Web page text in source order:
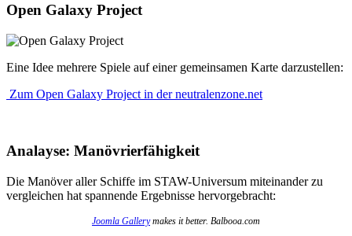
Open Galaxy Project
Eine Idee mehrere Spiele auf einer gemeinsamen Karte darzustellen:
Zum Open Galaxy Project in der neutralenzone.net
Analayse: Manövrierfähigkeit
Die Manöver aller Schiffe im STAW-Universum miteinander zu
vergleichen hat spannende Ergebnisse hervorgebracht:
Joomla Gallerymakes it better. Balbooa.com